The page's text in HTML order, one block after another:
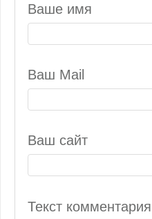
Ваше имя
Ваш Mail
Ваш сайт
Текст комментария